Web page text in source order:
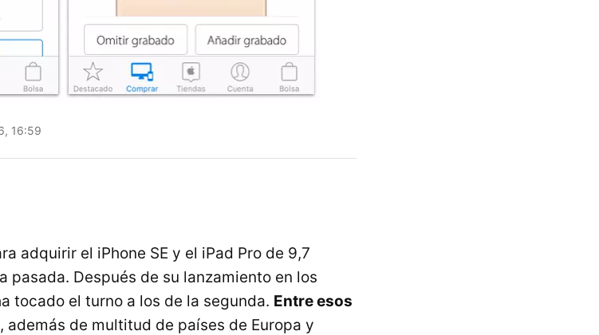
16:59
adquirir el iPhone SE y el iPad Pro de 9,7
pasada. Después de su lanzamiento en los
tocado el turno a los de la segunda. Entre esos
, además de multitud de países de Europa y